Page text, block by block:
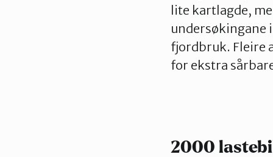
lite kartlagde,
undersøkingane
fjordbruk. Fleire
for ekstra
2000